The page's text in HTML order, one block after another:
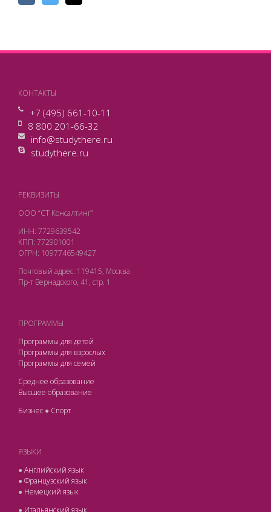
КОНТАКТЫ
+7 (495) 661-10-11
8 800 201-66-32
info@studythere.ru
studythere.ru
РЕКВИЗИТЫ
ООО “СТ Консалтинг”
ИНН: 7729639542
КПП: 772901001
ОГРН: 1097746549427
Почтовый адрес: 119415, Москва
Пр-т Вернадского, 41, стр. 1
ПРОГРАММЫ
Программы для детей
Программы для взрослых
Программы для семей
Среднее образование
Высшее образование
Бизнес ● Спорт
ЯЗЫКИ
●Английский язык
●Французский язык
● Немецкий язык
● Итальянский язык